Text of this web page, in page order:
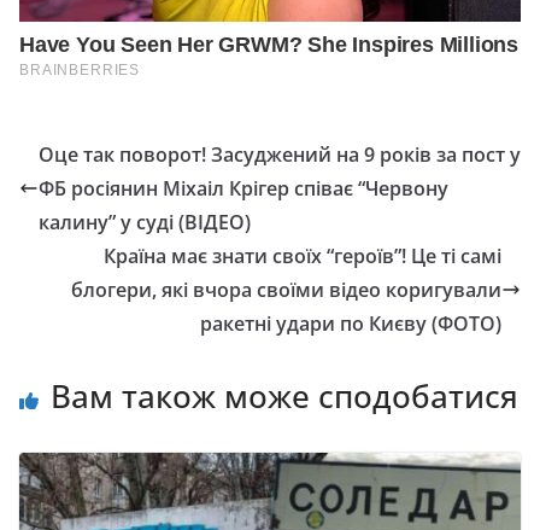
Оце так поворот! Засуджений на 9 років за пост у
ФБ росіянин Міхаіл Крігер співає “Червону
калину” у суді (ВІДЕО)
Країна має знати своїх “героїв”! Це ті самі
блогери, які вчора своїми відео коригували
ракетні удари по Києву (ФОТО)
Вам також може сподобатися